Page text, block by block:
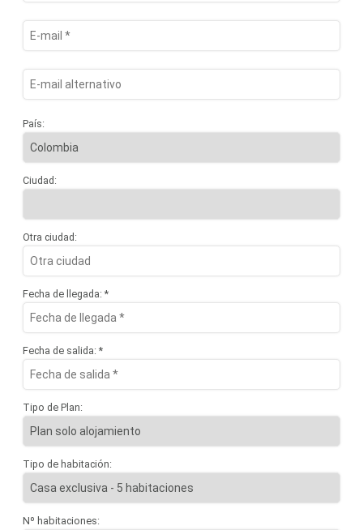
País:
Ciudad:
Otra ciudad:
Fecha de llegada: *
Fecha de salida: *
Tipo de Plan:
Tipo de habitación:
Nº habitaciones: